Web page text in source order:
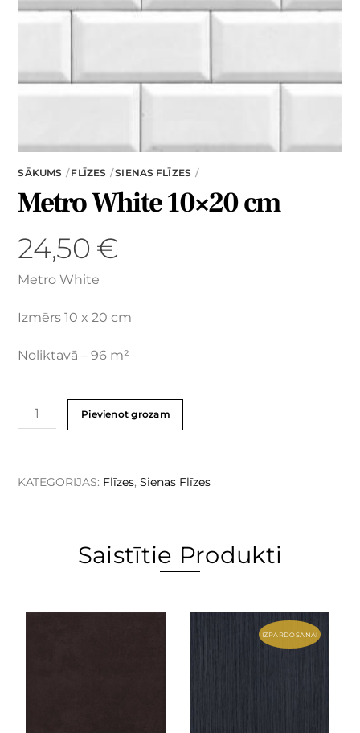
SĀKUMS FLĪZES SIENAS FLĪZES
Metro White 10×20 cm
24,50 €
Metro White
Izmērs 10 x 20 cm
Noliktavā – 96 m²
Pievienot grozam
KATEGORIJAS: Flīzes,Sienas Flīzes
Saistītie Produkti
IZPĀRDOŠANA!